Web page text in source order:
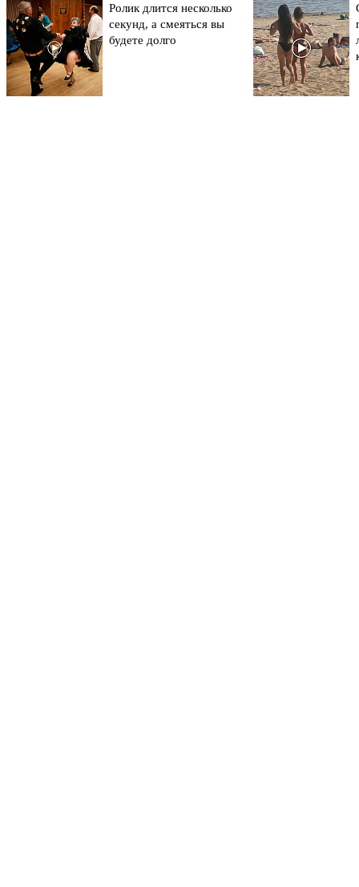
Ролик длится несколько
секунд, а смеяться вы
будете долго